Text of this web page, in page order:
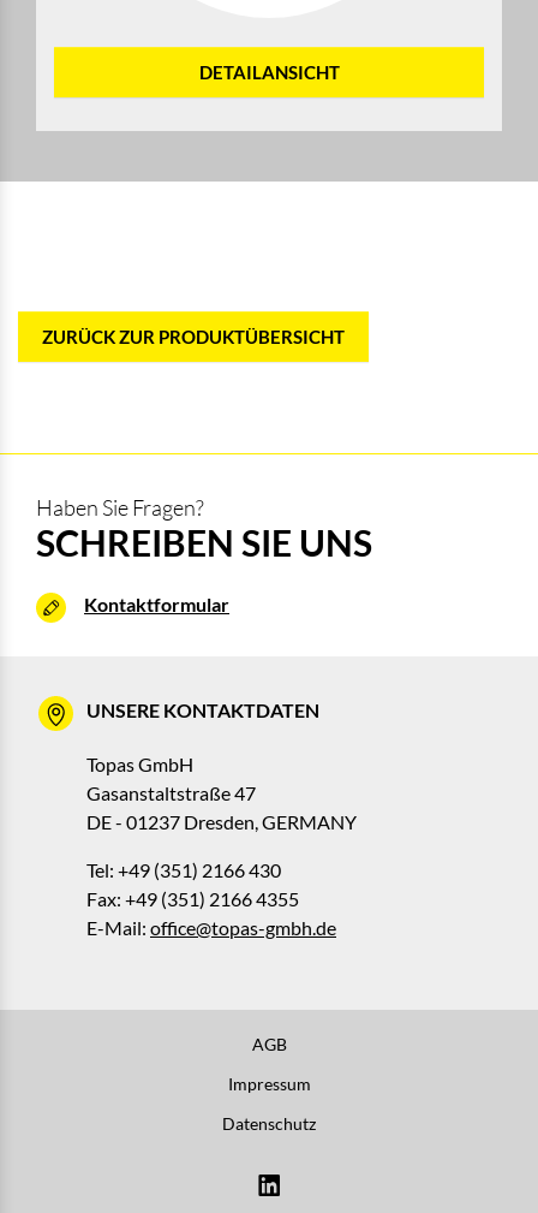
DETAILANSICHT
ZURÜCK ZUR PRODUKTÜBERSICHT
Haben Sie Fragen?
SCHREIBEN SIE UNS
Kontaktformular
UNSERE KONTAKTDATEN
Topas GmbH
Gasanstaltstraße 47
DE - 01237 Dresden, GERMANY
Tel: +49 (351) 2166 430
Fax: +49 (351) 2166 4355
E-Mail: office@topas-gmbh.de
AGB
Impressum
Datenschutz